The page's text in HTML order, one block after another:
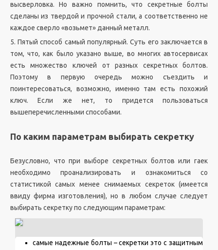
высверловка. Но важно помнить, что секретные болты
сделаны из твердой и прочной стали, а соответственно не
каждое сверло «возьмет» данный металл.
5. Пятый способ самый популярный. Суть его заключается в
том, что, как было указано выше, во многих автосервисах
есть множество ключей от разных секретных болтов.
Поэтому в первую очередь можно съездить и
поинтересоваться, возможно, именно там есть похожий
ключ. Если же нет, то придется пользоваться
вышеперечисленными способами.
По каким параметрам выбирать секретку
Безусловно, что при выборе секретных болтов или гаек
необходимо проанализировать и ознакомиться со
статистикой самых менее снимаемых секреток (имеется
ввиду фирма изготовления), но в любом случае следует
выбирать секретку по следующим параметрам:
самые надежные болты – секретки это с защитным